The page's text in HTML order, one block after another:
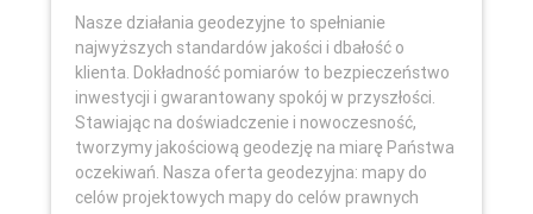
Nasze działania geodezyjne to spełnianie
najwyższych standardów jakości i dbałość o
klienta. Dokładność pomiarów to bezpieczeństwo
inwestycji i gwarantowany spokój w przyszłości.
Stawiając na doświadczenie i nowoczesność,
tworzymy jakościową geodezję na miarę Państwa
oczekiwań. Nasza oferta geodezyjna: mapy do
celów projektowych mapy do celów prawnych